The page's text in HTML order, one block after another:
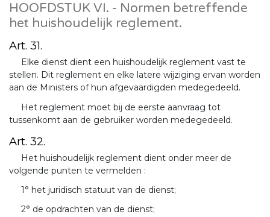
HOOFDSTUK VI. - Normen betreffende
het huishoudelijk reglement.
Art. 31.
Elke dienst dient een huishoudelijk reglement vast te
stellen. Dit reglement en elke latere wijziging ervan worden
aan de Ministers of hun afgevaardigden medegedeeld.
Het reglement moet bij de eerste aanvraag tot
tussenkomt aan de gebruiker worden medegedeeld.
Art. 32.
Het huishoudelijk reglement dient onder meer de
volgende punten te vermelden :
1° het juridisch statuut van de dienst;
2° de opdrachten van de dienst;